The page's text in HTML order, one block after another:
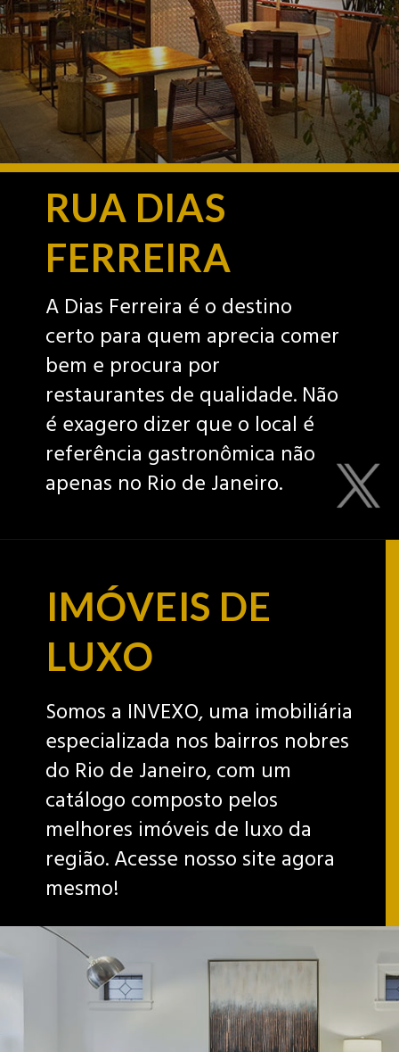
RUA DIAS
FERREIRA
A Dias Ferreira é o destino
certo para quem aprecia comer
bem e procura por
restaurantes de qualidade. Não
é exagero dizer que o local é
referência gastronômica não
apenas no Rio de Janeiro.
IMÓVEIS DE
LUXO
Somos a INVEXO, uma imobiliária
especializada nos bairros nobres
do Rio de Janeiro, com um
catálogo composto pelos
melhores imóveis de luxo da
região. Acesse nosso site agora
mesmo!